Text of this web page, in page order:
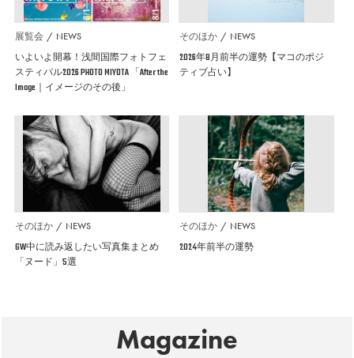
展覧会 NEWS
いよいよ開幕！浅間国際フォトフェ
スティバル2026 PHOTO MIYOTA 「After the
Image｜イメージのその後」
そのほか NEWS
2026年8月前半の運勢【マコのポジ
ティブ占い】
そのほか NEWS
GW中に読み返したい写真集まとめ
「ヌード」5選
そのほか NEWS
2024年前半の運勢
Magazine